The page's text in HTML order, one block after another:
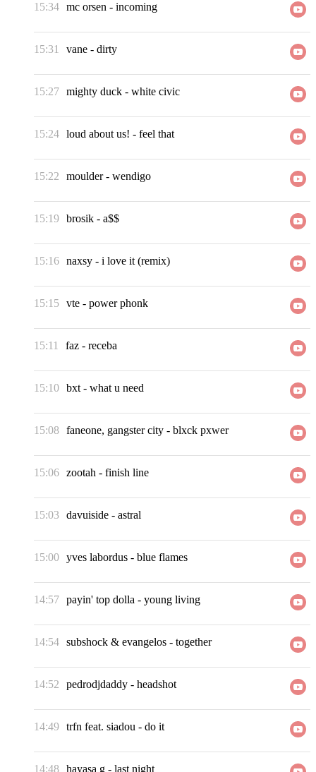
15:34 mc orsen - incoming
15:31 vane - dirty
15:27 mighty duck - white civic
15:24 loud about us! - feel that
15:22 moulder- wendigo
15:19 brosik - a$$
15:16 naxsy - i love it (remix)
15:15 vte - power phonk
15:11 faz - receba
15:10 bxt - what u need
15:08 faneone, gangster city - blxck pxwer
15:06 zootah - finish line
15:03 davuiside - astral
15:00 yves labordus - blue flames
14:57 payin' top dolla - young living
14:54 subshock & evangelos - together
14:52 pedrodjdaddy - headshot
14:49 trfn feat. siadou - do it
14:48 hayasa g - last night